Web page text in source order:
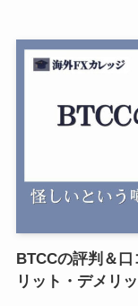
BTCCの評判＆
リット・デメリ